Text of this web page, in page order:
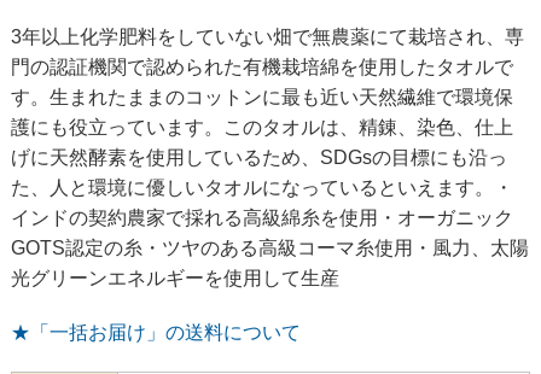
3年以上化学肥料をしていない畑で無農薬にて栽培され、専
門の認証機関で認められた有機栽培綿を使用したタオルで
す。生まれたままのコットンに最も近い天然繊維で環境保
護にも役立っています。このタオルは、精錬、染色、仕上
げに天然酵素を使用しているため、SDGsの目標にも沿っ
た、人と環境に優しいタオルになっているといえます。・
インドの契約農家で採れる高級綿糸を使用・オーガニック
GOTS認定の糸・ツヤのある高級コーマ糸使用・風力、太陽
光グリーンエネルギーを使用して生産
★「一括お届け」の送料について